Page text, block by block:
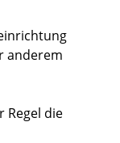
anderem
Regel die